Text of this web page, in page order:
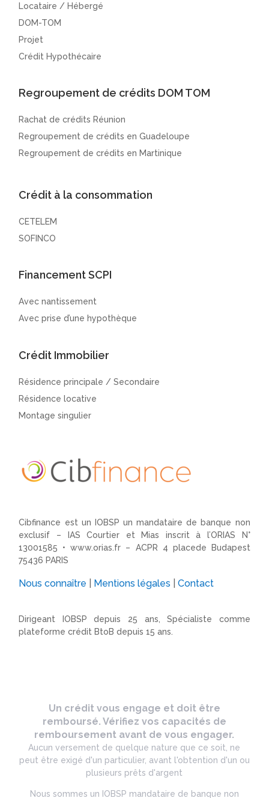
Locataire / Hébergé
DOM-TOM
Projet
Crédit Hypothécaire
Regroupement de crédits DOM TOM
Rachat de crédits Réunion
Regroupement de crédits en Guadeloupe
Regroupement de crédits en Martinique
Crédit à la consommation
CETELEM
SOFINCO
Financement SCPI
Avec nantissement
Avec prise d’une hypothèque
Crédit Immobilier
Résidence principale / Secondaire
Résidence locative
Montage singulier
Cibfinance est un IOBSP un mandataire de banque non
exclusif – IAS Courtier et Mias inscrit à l’ORIAS N°
13001585 •www.orias.fr – ACPR 4 placede Budapest
75436 PARIS
Nous connaître Mentions légales |Contact
Dirigeant IOBSP depuis 25 ans, Spécialiste comme
plateforme crédit BtoB depuis 15 ans.
Un crédit vous engage et doit être
remboursé. Vérifiez vos capacités de
remboursement avant de vous engager.
Aucun versement de quelque nature que ce soit, ne
peut être exigé d'un particulier, avant l'obtention d'un ou
plusieurs prêts d'argent
Nous sommes un IOBSP mandataire de banque non